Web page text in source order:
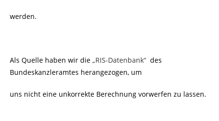
werden.
Als Quelle haben wir die „RIS-Datenbank“ des
Bundeskanzleramtes herangezogen, um
uns nicht eine unkorrekte Berechnung vorwerfen zu lassen.